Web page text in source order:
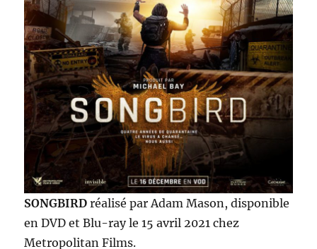
SONGBIRD réalisé par Adam Mason, disponible
en DVD et Blu-ray le 15 avril 2021 chez
Metropolitan Films.